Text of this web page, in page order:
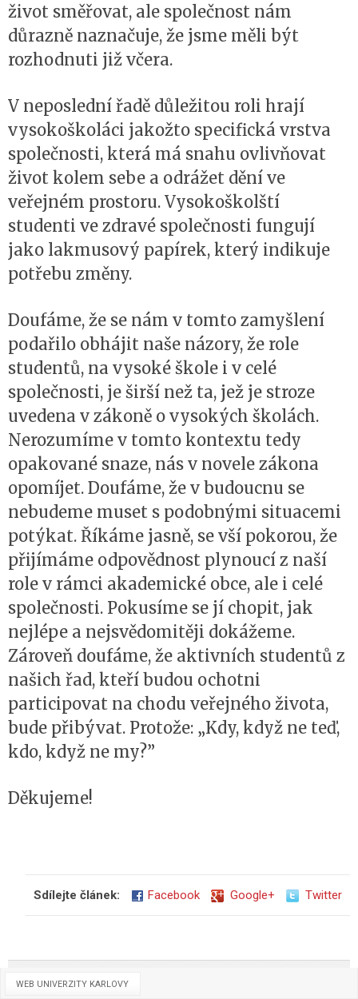
život směřovat, ale společnost nám
důrazně naznačuje, že jsme měli být
rozhodnuti již včera.
V neposlední řadě důležitou roli hrají
vysokoškoláci jakožto specifická vrstva
společnosti, která má snahu ovlivňovat
život kolem sebe a odrážet dění ve
veřejném prostoru. Vysokoškolští
studenti ve zdravé společnosti fungují
jako lakmusový papírek, který indikuje
potřebu změny.
Doufáme, že se nám v tomto zamyšlení
podařilo obhájit naše názory, že role
studentů, na vysoké škole i v celé
společnosti, je širší než ta, jež je stroze
uvedena v zákoně o vysokých školách.
Nerozumíme v tomto kontextu tedy
opakované snaze, nás v novele zákona
opomíjet. Doufáme, že v budoucnu se
nebudeme muset s podobnými situacemi
potýkat. Říkáme jasně, se vší pokorou, že
přijímáme odpovědnost plynoucí z naší
role v rámci akademické obce, ale i celé
společnosti. Pokusíme se jí chopit, jak
nejlépe a nejsvědomitěji dokážeme.
Zároveň doufáme, že aktivních studentů z
našich řad, kteří budou ochotni
participovat na chodu veřejného života,
bude přibývat. Protože: „Kdy, když ne teď,
kdo, když ne my?”
Děkujeme!
Sdílejte článek: Facebook Google+ Twitter
WEB UNIVERZITY KARLOVY